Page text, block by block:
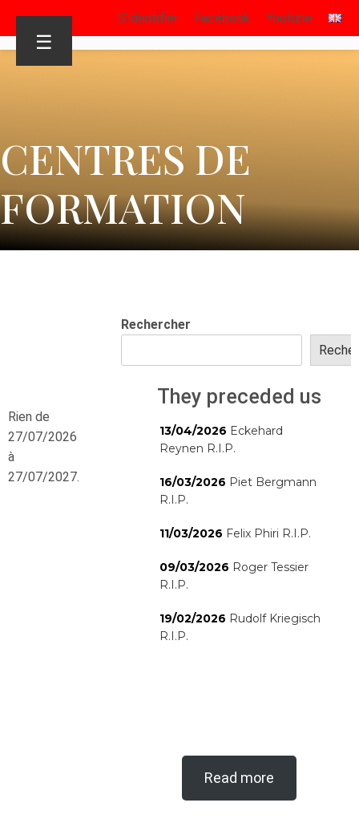
S’identifier Facebook Youtube
☰
CENTRES DE
FORMATION
Rien de
27/07/2026
à
27/07/2027.
Rechercher
They preceded us
13/04/2026 Eckehard
Reynen R.I.P.
16/03/2026 Piet Bergmann
R.I.P.
11/03/2026 Felix Phiri R.I.P.
09/03/2026 Roger Tessier
R.I.P.
19/02/2026 Rudolf Kriegisch
R.I.P.
Read more